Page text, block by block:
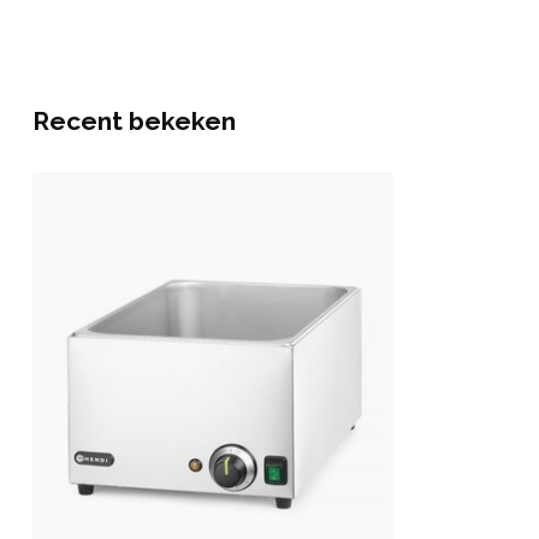
Recent bekeken